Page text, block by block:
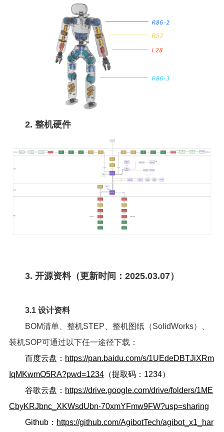
2. 整机硬件
3. 开源资料（更新时间：2025.03.07）
3.1 设计资料
BOM清单、整机STEP、整机图纸（SolidWorks）、
装机SOP可通过以下任一途径下载：
百度云盘： https://pan.baidu.com/s/1UEdeDBTJiXRm
IqMKwmO5RA?pwd=1234（提取码：1234）
谷歌云盘： https://drive.google.com/drive/folders/1ME
CbyKRJbnc_XKWsdUbn-70xmYFmw9FW?usp=sharing
Github： https://github.com/AgibotTech/agibot_x1_har